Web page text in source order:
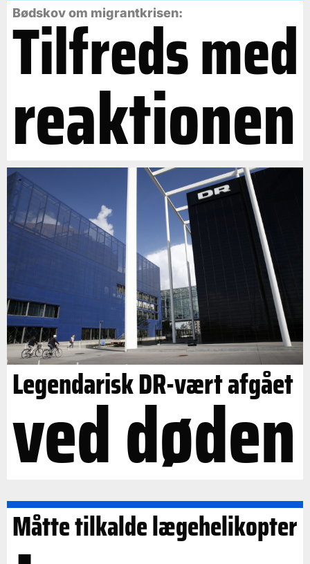
Bødskov om migrantkrisen:
Tilfreds med
reaktionen
Legendarisk DR-vært afgået
ved døden
Måtte tilkalde lægehelikopter